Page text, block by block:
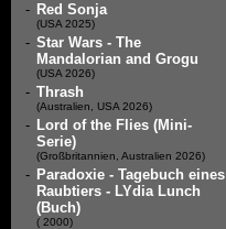
- Red Sonja
(USA 2025)
- Star Wars - The
Mandalorian and Grogu
(USA 2026)
- Thrash
(Australien, USA 2026)
- Lord of the Flies (Mini-
Serie)
(Großbritannien, Australien 2026)
- Paradoxie - Tagebuch eines
Raubtiers - LYdia Lunch
(Buch)
( 2000)